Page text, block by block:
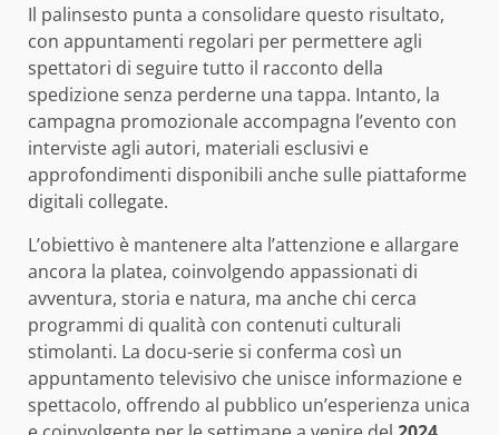
Il palinsesto punta a consolidare questo risultato,
con appuntamenti regolari per permettere agli
spettatori di seguire tutto il racconto della
spedizione senza perderne una tappa. Intanto, la
campagna promozionale accompagna l’evento con
interviste agli autori, materiali esclusivi e
approfondimenti disponibili anche sulle piattaforme
digitali collegate.
L’obiettivo è mantenere alta l’attenzione e allargare
ancora la platea, coinvolgendo appassionati di
avventura, storia e natura, ma anche chi cerca
programmi di qualità con contenuti culturali
stimolanti. La docu-serie si conferma così un
appuntamento televisivo che unisce informazione e
spettacolo, offrendo al pubblico un’esperienza unica